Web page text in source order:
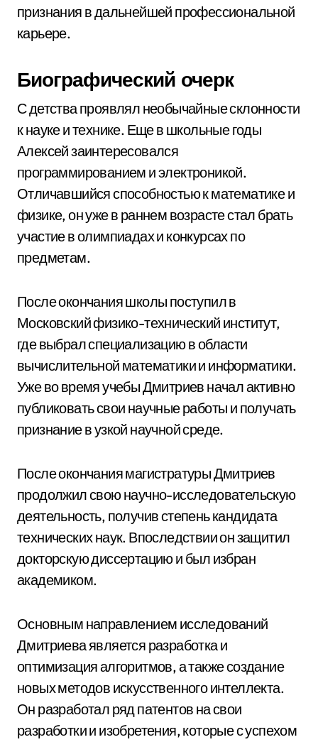
признания в дальнейшей профессиональной
карьере.
Биографический очерк
С детства проявлял необычайные склонности
к науке и технике. Еще в школьные годы
Алексей заинтересовался
программированием и электроникой.
Отличавшийся способностью к математике и
физике, он уже в раннем возрасте стал брать
участие в олимпиадах и конкурсах по
предметам.
После окончания школы поступил в
Московский физико-технический институт,
где выбрал специализацию в области
вычислительной математики и информатики.
Уже во время учебы Дмитриев начал активно
публиковать свои научные работы и получать
признание в узкой научной среде.
После окончания магистратуры Дмитриев
продолжил свою научно-исследовательскую
деятельность, получив степень кандидата
технических наук. Впоследствии он защитил
докторскую диссертацию и был избран
академиком.
Основным направлением исследований
Дмитриева является разработка и
оптимизация алгоритмов, а также создание
новых методов искусственного интеллекта.
Он разработал ряд патентов на свои
разработки и изобретения, которые с успехом